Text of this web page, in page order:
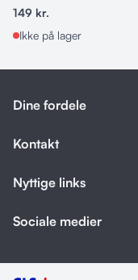
149 kr.
Ikke på lager
Dine fordele
Kontakt
Nyttige links
Sociale medier